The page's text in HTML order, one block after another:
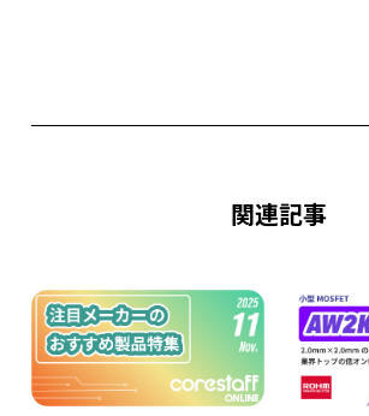
o s
関連記事